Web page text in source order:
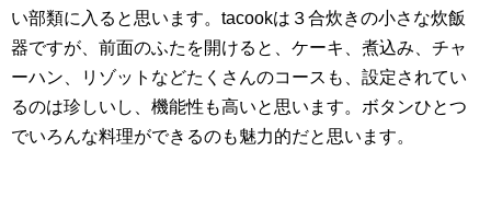
い部類に入ると思います。tacookは３合炊きの小さな炊飯
器ですが、前面のふたを開けると、ケーキ、煮込み、チャ
ーハン、リゾットなどたくさんのコースも、設定されてい
るのは珍しいし、機能性も高いと思います。ボタンひとつ
でいろんな料理ができるのも魅力的だと思います。